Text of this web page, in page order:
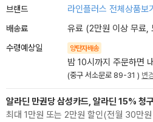
브랜드 라인플러스 전체상품보기
배송료 유료 (2만원 이상 무료,
수령예상일 양탄자배송
밤 10시까지 주문하면
(중구 서소문로 89-31 ) 변
알라딘 만권당 삼성카드, 알라딘 15% 청
최대 1만원 또는 2만원 할인(전월 30만